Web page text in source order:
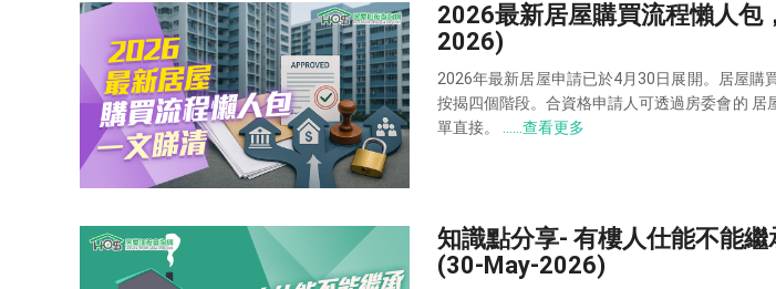
2026最新居屋購買流程懶人包
2026)
2026年最新居屋申請已於4月30日展開。居屋購
按揭四個階段。合資格申請人可透過房委會的
單直接。
……查看更多
知識點分享- 有樓人仕能不能繼
(30-May-2026)